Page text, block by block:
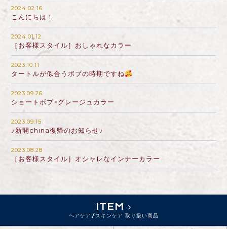
2024.02.16
こんにちは！
2024.01.12
［お客様スタイル］おしゃれなカラー
2023.10.11
タートルが似合うボブの時期ですね
2023.09.26
ショートボブ×グレージュカラー
2023.09.15
♪新開china復帰のお知らせ♪
2023.08.28
［お客様スタイル］オシャレなインナーカラー
ITEM
ヘアケア/スキンケア 取り扱い商品